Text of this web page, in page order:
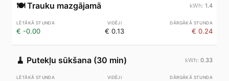
🍽️ Trauku mazgājamā 1.4
€ -0.00 € 0.13 € 0.24
🧹 Putekļu sūkšana (30 min) 0.33